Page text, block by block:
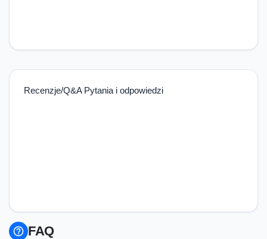
Recenzje/Q&A Pytania i odpowiedzi
help_outline FAQ